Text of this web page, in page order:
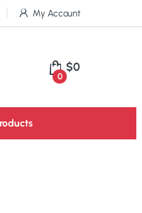
My Account
0
$0